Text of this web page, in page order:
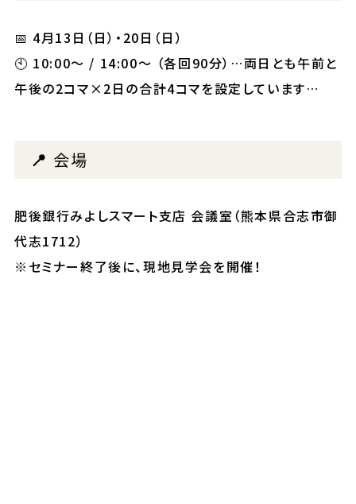
📅 4月13日（日）・20日（日）
🕙 10:00〜 / 14:00〜 （各回90分）…両日とも午前と
午後の2コマ×2日の合計4コマを設定しています…
📍 会場
肥後銀行みよしスマート支店 会議室（熊本県合志市御
代志1712）
※セミナー終了後に、現地見学会を開催！